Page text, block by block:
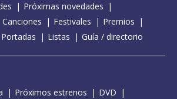
Próximas novedades
Canciones Festivales
Premios
Portadas Listas Guía / directorio
Próximos estrenos
DVD